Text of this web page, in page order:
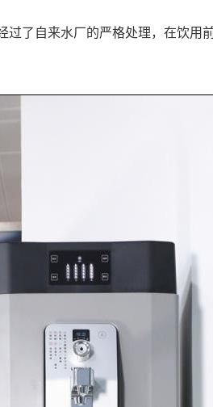
了自来水厂的严格处理，在饮用